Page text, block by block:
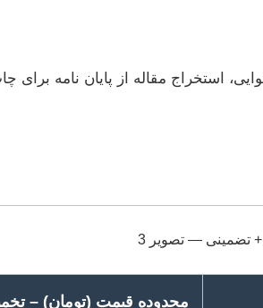
محدوده قیمت (تومان) –